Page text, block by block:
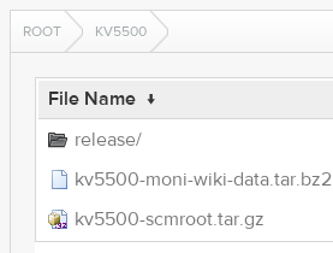
ROOT KV5500
File Name ↓
release/
kv5500-moni-wiki-data.tar.bz2
kv5500-scmroot.tar.gz